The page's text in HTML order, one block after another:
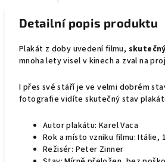
Detailní popis produktu
Plakát z doby uvedení filmu,
mnoha lety visel v kinech a zval na
I přes své stáří je ve velmi dobrém
fotografie vidíte skutečný stav
Autor plakátu: Karel Vaca
Rok a místo vzniku filmu: Itálie,
Režisér: Peter Zinner